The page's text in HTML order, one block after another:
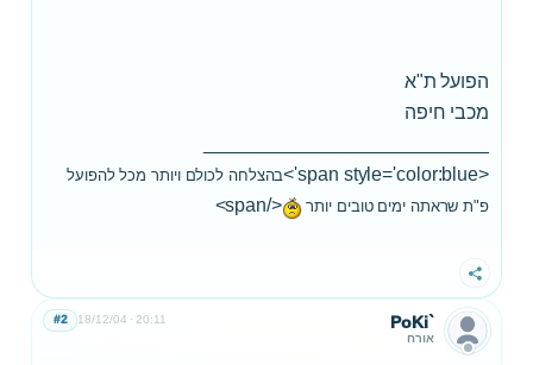
הפועל ת"א
מכבי חיפה
<span style='color:blue'>
בהצלחה לכולם ויותר מכל להפועל
פ"ת שראתה ימים טובים יותר
</span>
שתף
PoKi`
אורח
18/12/04 20:11
#2